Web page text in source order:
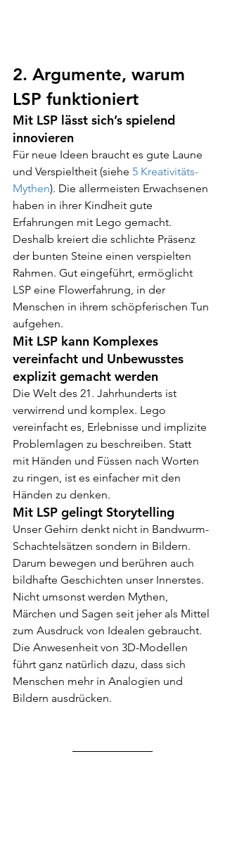
2. Argumente, warum
LSP funktioniert
Mit LSP lässt sich’s spielend
innovieren
Für neue Ideen braucht es gute Laune
und Verspieltheit (siehe 5 Kreativitäts-
Mythen). Die allermeisten Erwachsenen
haben in ihrer Kindheit gute
Erfahrungen mit Lego gemacht.
Deshalb kreiert die schlichte Präsenz
der bunten Steine einen verspielten
Rahmen. Gut eingeführt, ermöglicht
LSP eine Flowerfahrung, in der
Menschen in ihrem schöpferischen Tun
aufgehen.
Mit LSP kann Komplexes
vereinfacht und Unbewusstes
explizit gemacht werden
Die Welt des 21. Jahrhunderts ist
verwirrend und komplex. Lego
vereinfacht es, Erlebnisse und implizite
Problemlagen zu beschreiben. Statt
mit Händen und Füssen nach Worten
zu ringen, ist es einfacher mit den
Händen zu denken.
Mit LSP gelingt Storytelling
Unser Gehirn denkt nicht in Bandwurm-
Schachtelsätzen sondern in Bildern.
Darum bewegen und berühren auch
bildhafte Geschichten unser Innerstes.
Nicht umsonst werden Mythen,
Märchen und Sagen seit jeher als Mittel
zum Ausdruck von Idealen gebraucht.
Die Anwesenheit von 3D-Modellen
führt ganz natürlich dazu, dass sich
Menschen mehr in Analogien und
Bildern ausdrücken.